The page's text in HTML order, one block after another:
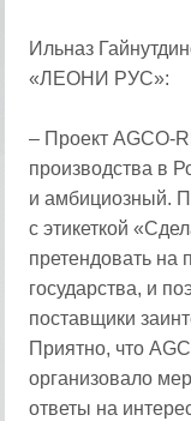
Ильназ
«ЛЕОНИ РУС»:
– Проект AGCO-
производства в
и амбициозный.
с этикеткой
претендовать на
государства, и
поставщики
Приятно, что
организовало
ответы на